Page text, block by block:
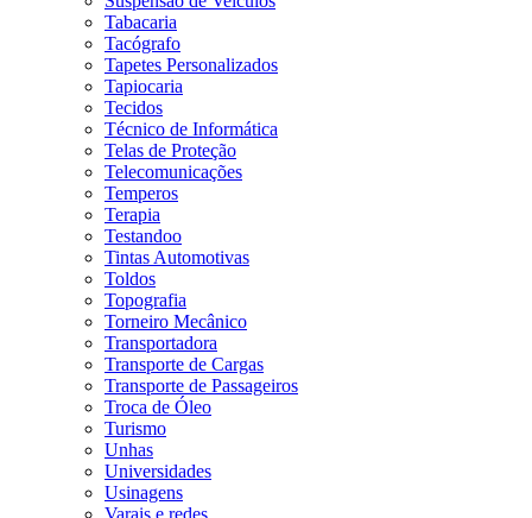
Tabacaria
Tacógrafo
Tapetes Personalizados
Tapiocaria
Tecidos
Técnico de Informática
Telas de Proteção
Telecomunicações
Temperos
Terapia
Testandoo
Tintas Automotivas
Toldos
Topografia
Torneiro Mecânico
Transportadora
Transporte de Cargas
Transporte de Passageiros
Troca de Óleo
Turismo
Unhas
Universidades
Usinagens
Varais e redes